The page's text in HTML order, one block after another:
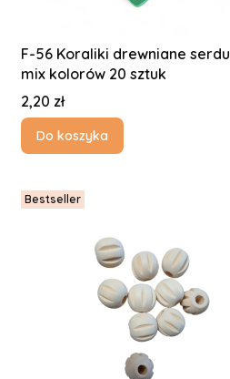
F-56 Koraliki drewniane
mix kolorów 20 sztuk
Cena
2,20 zł
Do koszyka
Bestseller